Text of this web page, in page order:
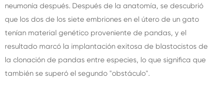
neumonía después. Después de la anatomía, se descubrió
que los dos de los siete embriones en el útero de un gato
tenían material genético proveniente de pandas, y el
resultado marcó la implantación exitosa de blastocistos de
la clonación de pandas entre especies, lo que significa que
también se superó el segundo "obstáculo".